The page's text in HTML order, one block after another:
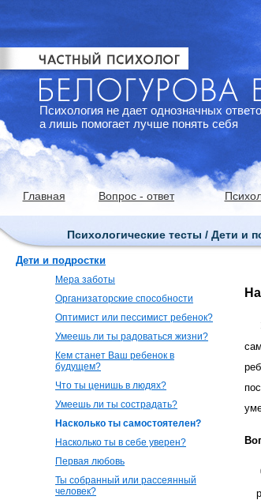
Психология не дает однозначных
а лишь помогает лучше понять себя
Главная Вопрос - ответ
Психологические тесты / Дети и
Дети и подростки
Мера заботы
Организаторские способности
Оптимист или пессимист ребенок?
Умеешь ли ты радоваться жизни?
Кем станет Ваш ребенок в
будущем?
Что ты ценишь в людях?
Умеешь ли ты сострадать?
Насколько ты самостоятелен?
Насколько ты в себе уверен?
Первая любовь
Ты собранный или рассеянный
человек?